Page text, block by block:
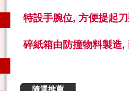
特設手腕位, 方便提起
碎紙箱由防撞物料製造,
隨選推薦